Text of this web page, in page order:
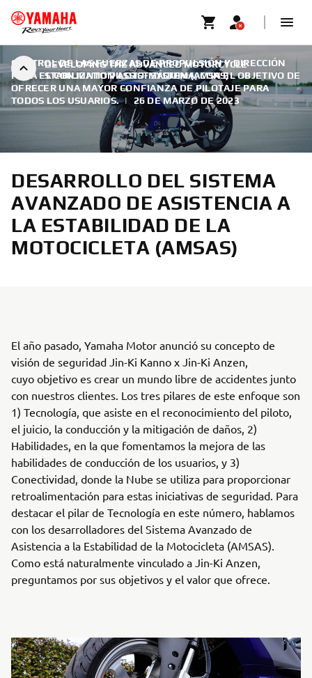
DEVELOPING THE ADVANCED MOTORCYCLE
STABILIZATION ASSIST SYSTEM (AMSAS)
CONTROL DE LAS FUERZAS DE PROPULSIÓN Y DIRECCIÓN
PARA EL CONJUNTO PILOTO-MÁQUINA, CON EL OBJETIVO DE
OFRECER UNA MAYOR CONFIANZA DE PILOTAJE PARA
TODOS LOS USUARIOS. | 26 DE MARZO DE 2023
DESARROLLO DEL SISTEMA
AVANZADO DE ASISTENCIA A
LA ESTABILIDAD DE LA
MOTOCICLETA (AMSAS)
El año pasado, Yamaha Motor anunció su concepto de
visión de seguridad Jin-Ki Kanno x Jin-Ki Anzen,
cuyo objetivo es crear un mundo libre de accidentes junto
con nuestros clientes. Los tres pilares de este enfoque son
1) Tecnología, que asiste en el reconocimiento del piloto,
el juicio, la conducción y la mitigación de daños, 2)
Habilidades, en la que fomentamos la mejora de las
habilidades de conducción de los usuarios, y 3)
Conectividad, donde la Nube se utiliza para proporcionar
retroalimentación para estas iniciativas de seguridad. Para
destacar el pilar de Tecnología en este número, hablamos
con los desarrolladores del Sistema Avanzado de
Asistencia a la Estabilidad de la Motocicleta (AMSAS).
Como está naturalmente vinculado a Jin-Ki Anzen,
preguntamos por sus objetivos y el valor que ofrece.